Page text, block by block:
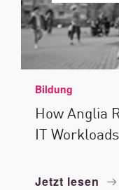
Bildung
How Anglia
IT
Jetzt lesen